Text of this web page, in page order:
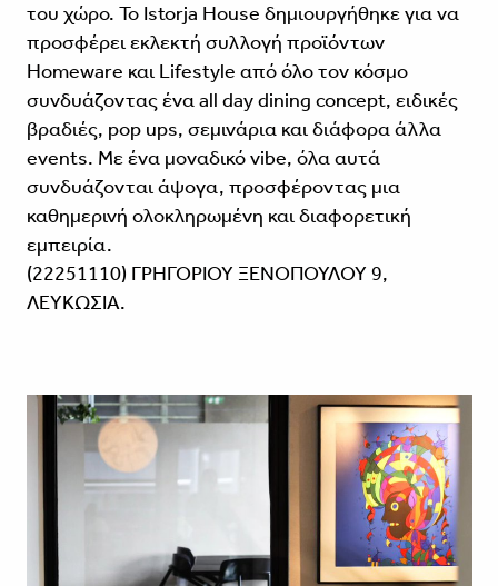
του χώρο. Το Istorja House δημιουργήθηκε για να
προ­σφέρει εκλεκτή συλλογή προϊόντων
Homeware και Lifestyle από όλο τον κόσμο
συνδυάζοντας ένα all day dining concept, ειδικές
βραδιές, pop ups, σεμινάρια και διάφορα άλλα
events. Με ένα μοναδικό vibe, όλα αυτά
συνδυάζονται άψογα, προσφέροντας μια
καθημερινή ολοκλη­ρωμένη και διαφορετική
εμπειρία.
(22251110) ΓΡΗΓΟΡΙΟΥ ΞΕΝΟΠΟΥΛΟΥ 9,
ΛΕΥΚΩΣΙΑ.